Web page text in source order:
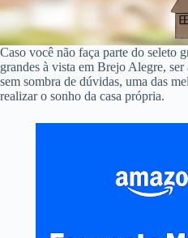
Caso você não faça parte do seleto
grandes à vista em Brejo Alegre,
sem sombra de dúvidas, uma das
realizar o sonho da casa própria.